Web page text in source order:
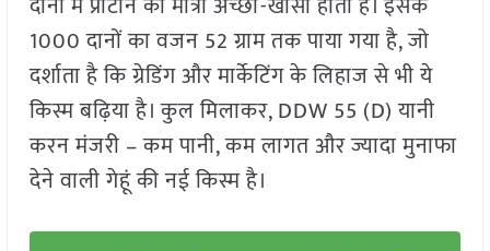
1000 दानों का वजन 52 ग्राम तक पाया गया है, जो
दर्शाता है कि ग्रेडिंग और मार्केटिंग के लिहाज से भी ये
किस्म बढ़िया है। कुल मिलाकर, DDW 55 (D) यानी
करन मंजरी – कम पानी, कम लागत और ज्यादा मुनाफा
देने वाली गेहूं की नई किस्म है।